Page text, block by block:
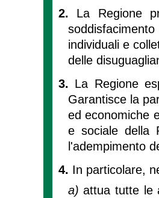
2. La Regione
individuali e
delle
3. La Regione
Garantisce la
ed economiche
e sociale della
l'adempimento
4. In particolare,
a)attua tutte le